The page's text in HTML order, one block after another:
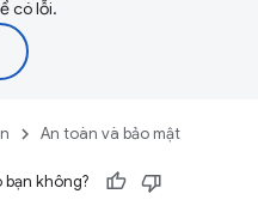
có lỗi.
An toàn và bảo mật
không?